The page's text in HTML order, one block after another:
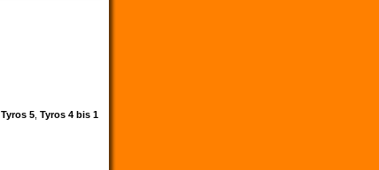
Tyros 5 Tyros 4 bis 1